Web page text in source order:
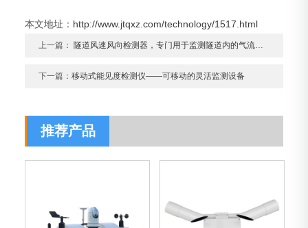
本文地址： http://www.jtqxz.com/technology/1517.html
上一篇： 隧道风速风向检测器，专门用于监测隧道内的气流状态
下一篇：移动式能见度检测仪——可移动的灵活监测设备
推荐产品